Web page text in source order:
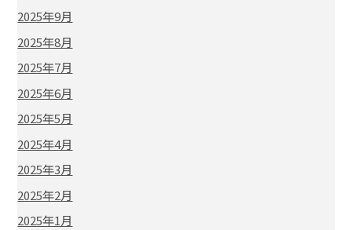
2025年9月
2025年8月
2025年7月
2025年6月
2025年5月
2025年4月
2025年3月
2025年2月
2025年1月